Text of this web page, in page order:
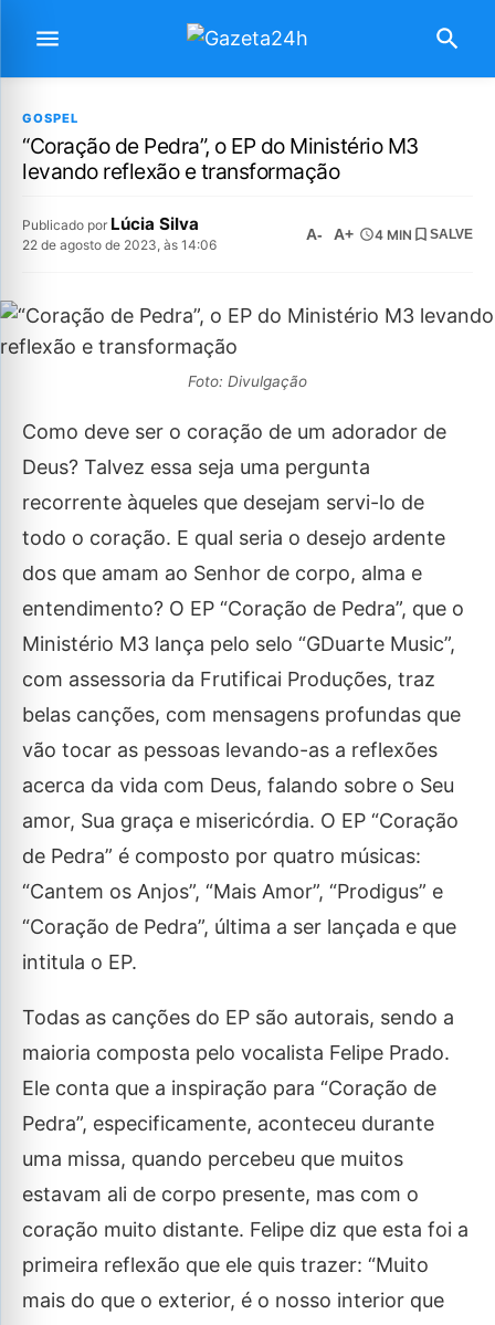
GOSPEL
“Coração de Pedra”, o EP do Ministério M3
levando reflexão e transformação
Publicado por Lúcia Silva
22 de agosto de 2023, às 14:06
A- A+ 4 MIN SALVE
Foto: Divulgação
Como deve ser o coração de um adorador de
Deus? Talvez essa seja uma pergunta
recorrente àqueles que desejam servi-lo de
todo o coração. E qual seria o desejo ardente
dos que amam ao Senhor de corpo, alma e
entendimento? O EP “Coração de Pedra”, que o
Ministério M3 lança pelo selo “GDuarte Music”,
com assessoria da Frutificai Produções, traz
belas canções, com mensagens profundas que
vão tocar as pessoas levando-as a reflexões
acerca da vida com Deus, falando sobre o Seu
amor, Sua graça e misericórdia. O EP “Coração
de Pedra” é composto por quatro músicas:
“Cantem os Anjos”, “Mais Amor”, “Prodigus” e
“Coração de Pedra”, última a ser lançada e que
intitula o EP.
Todas as canções do EP são autorais, sendo a
maioria composta pelo vocalista Felipe Prado.
Ele conta que a inspiração para “Coração de
Pedra”, especificamente, aconteceu durante
uma missa, quando percebeu que muitos
estavam ali de corpo presente, mas com o
coração muito distante. Felipe diz que esta foi a
primeira reflexão que ele quis trazer: “Muito
mais do que o exterior, é o nosso interior que